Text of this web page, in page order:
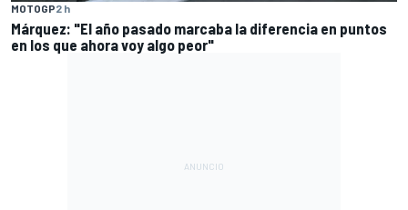
MOTOGP2 h
Márquez: "El año pasado marcaba la diferencia en puntos
en los que ahora voy algo peor"